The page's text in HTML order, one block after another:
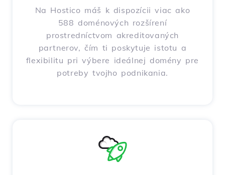
Na Hostico máš k dispozícii viac ako
588 doménových rozšírení
prostredníctvom akreditovaných
partnerov, čím ti poskytuje istotu a
flexibilitu pri výbere ideálnej domény pre
potreby tvojho podnikania.